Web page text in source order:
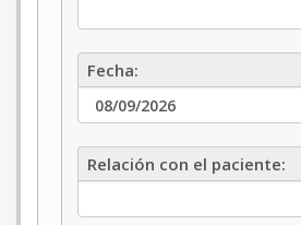
tutor
o
representante
personal:
Fecha:
Fecha:
Relación
con
paciente
Relación con el paciente: